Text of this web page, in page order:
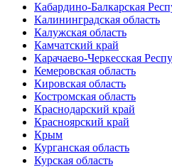
Кабардино-Балкарская
Калининградская область
Калужская область
Камчатский край
Карачаево-Черкесская
Кемеровская область
Кировская область
Костромская область
Краснодарский край
Красноярский край
Крым
Курганская область
Курская область